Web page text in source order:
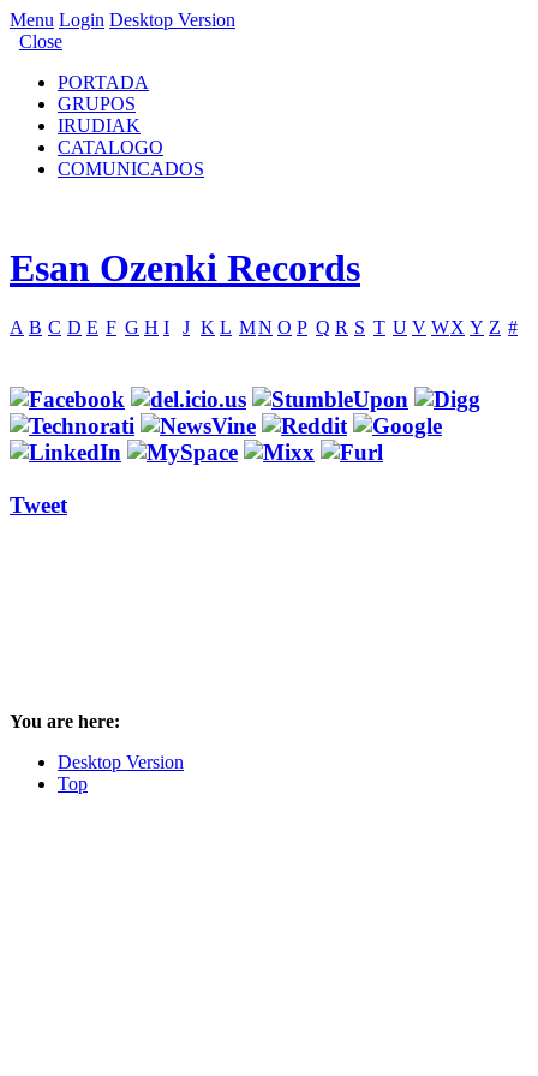
Menu Login Desktop Version
Close
PORTADA
GRUPOS
IRUDIAK
CATALOGO
COMUNICADOS
Esan Ozenki Records
A B C D E F G H I J K L MN O P Q R S T U V WX Y Z #
Tweet
You are here:
Desktop Version
Top